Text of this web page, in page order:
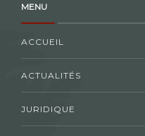
MENU
ACCUEIL
ACTUALITÉS
JURIDIQUE